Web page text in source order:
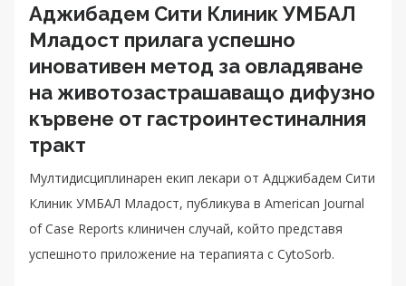
Аджибадем Сити Клиник УМБАЛ
Младост прилага успешно
иновативен метод за овладяване
на животозастрашаващо дифузно
кървене от гастроинтестиналния
тракт
Мултидисциплинарен екип лекари от Адцжибадем Сити
Клиник УМБАЛ Младост, публикува в American Journal
of Case Reports клиничен случай, който представя
успешното приложение на терапията с CytoSorb.